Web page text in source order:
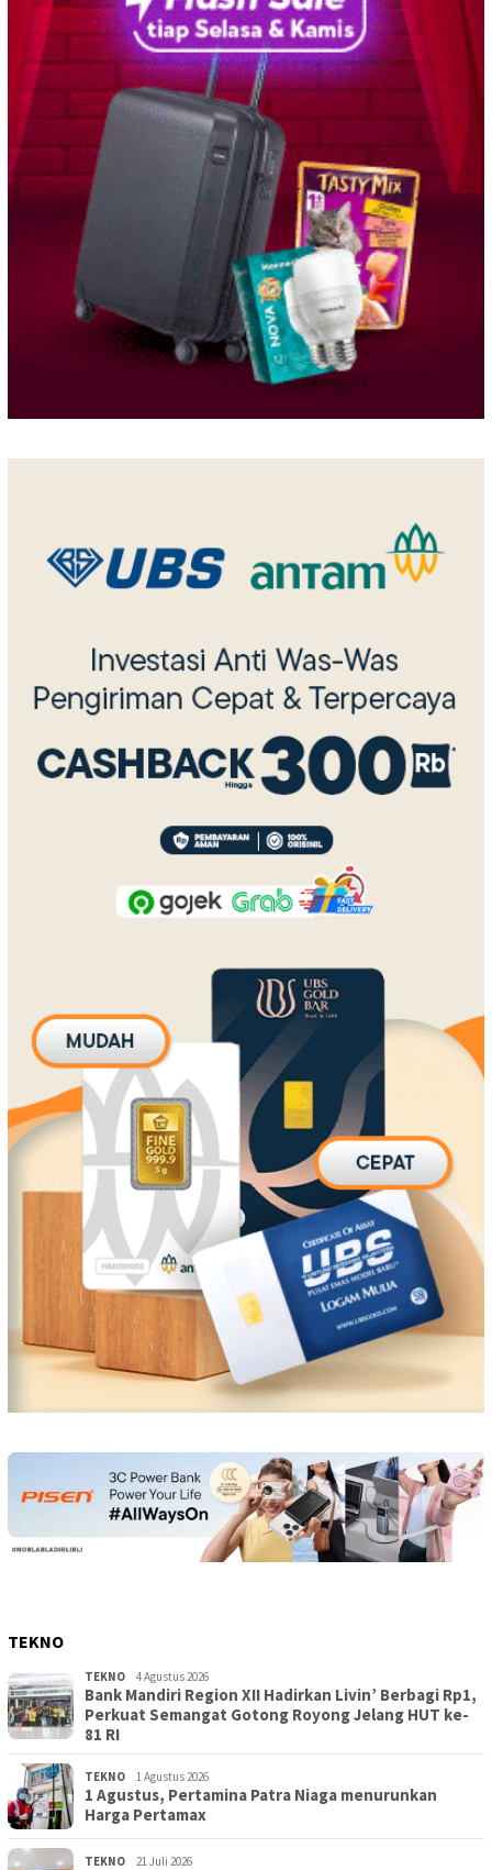
TEKNO
TEKNO 4 Agustus 2026
Bank Mandiri Region XII Hadirkan Livin’ Berbagi Rp1,
Perkuat Semangat Gotong Royong Jelang HUT ke-
81 RI
TEKNO 1 Agustus 2026
1 Agustus, Pertamina Patra Niaga menurunkan
Harga Pertamax
TEKNO 21 Juli 2026